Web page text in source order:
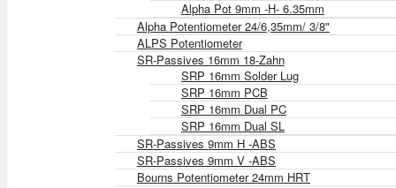
Alpha Pot 9mm -H- 6.35mm
Alpha Potentiometer 24/6,35mm/ 3/8"
ALPS Potentiometer
SR-Passives 16mm 18-Zahn
SRP 16mm Solder Lug
SRP 16mm PCB
SRP 16mm Dual PC
SRP 16mm Dual SL
SR-Passives 9mm H -ABS
SR-Passives 9mm V -ABS
Bourns Potentiometer 24mm HRT